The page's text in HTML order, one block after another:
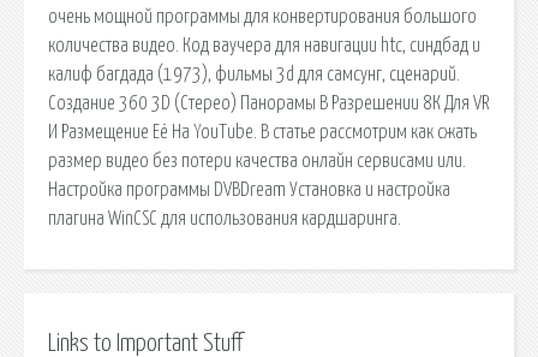
очень мощной программы для конвертирования большого
количества видео. Код ваучера для навигации htc, синдбад и
калиф багдада (1973), фильмы 3d для самсунг, сценарий.
Создание 360 3D (Стерео) Панорамы В Разрешении 8К Для VR
И Размещение Её На YouTube. В статье рассмотрим как сжать
размер видео без потери качества онлайн сервисами или.
Настройка программы DVBDream Установка и настройка
плагина WinCSC для использования кардшаринга.
Links to Important Stuff